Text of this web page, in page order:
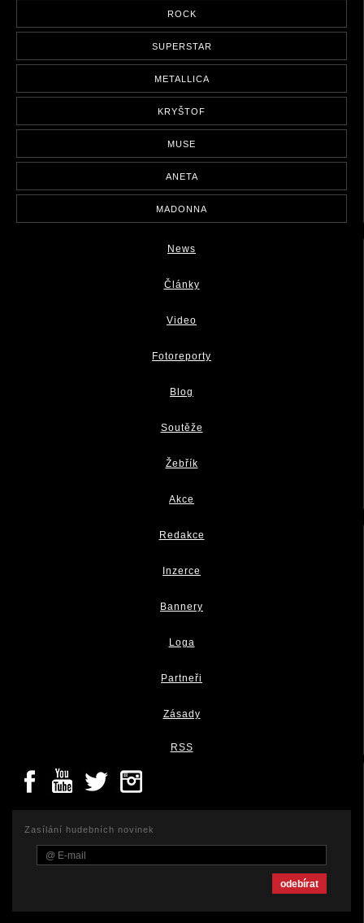
ROCK
SUPERSTAR
METALLICA
KRYŠTOF
MUSE
ANETA
MADONNA
News
Články
Video
Fotoreporty
Blog
Soutěže
Žebřík
Akce
Redakce
Inzerce
Bannery
Loga
Partneři
Zásady
RSS
Zasílání hudebních novinek